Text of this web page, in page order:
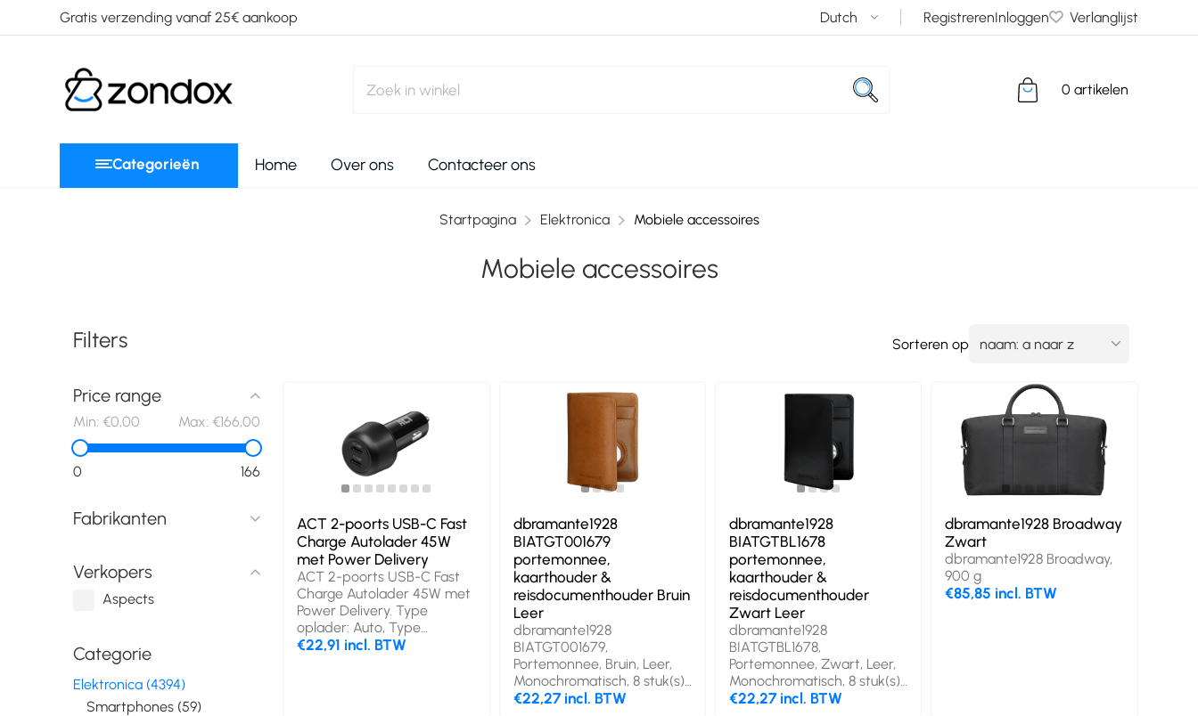
Gratis verzending vanaf 25€ aankoop RegistrerenInloggen Verlanglijst
0 artikelen
Categorieën Home Over ons Contacteer ons
Startpagina Elektronica Mobiele accessoires
Filters
Price range
Min: €0,00 Max: €166,00
0 166
Fabrikanten
Verkopers
Aspects
Categorie
Elektronica (4394)
Smartphones (59)
Mobiele accessoires
Sorteren op
ACT 2-poorts USB-C Fast
Charge Autolader 45W
met Power Delivery
ACT 2-poorts USB-C Fast
Charge Autolader 45W met
Power Delivery. Type
oplader: Auto, Type
stroombron:
€22,91 incl. BTW
dbramante1928
BIATGT001679
portemonnee,
kaarthouder &
reisdocumenthouder Bruin
Leer
dbramante1928
BIATGT001679,
Portemonnee, Bruin, Leer,
Monochromatisch, 8 stuk(s),
Magnetische sluiting
€22,27 incl. BTW
dbramante1928
BIATGTBL1678
portemonnee,
kaarthouder &
reisdocumenthouder
Zwart Leer
dbramante1928
BIATGTBL1678,
Portemonnee, Zwart, Leer,
Monochromatisch, 8 stuk(s),
Magnetische sluiting
€22,27 incl. BTW
dbramante1928 Broadway
Zwart
dbramante1928 Broadway,
900 g
€85,85 incl. BTW